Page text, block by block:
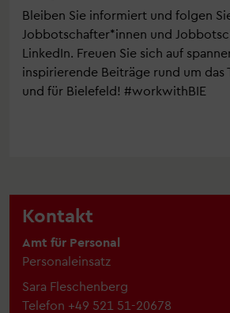
Bleiben Sie informiert und folgen
Jobbotschafter*innen und
LinkedIn. Freuen Sie sich auf
inspirierende Beiträge rund um das
und für Bielefeld! #workwithBIE
Kontakt
Amt für Personal
Personaleinsatz
Sara Fleschenberg
Telefon +49 521 51-20678